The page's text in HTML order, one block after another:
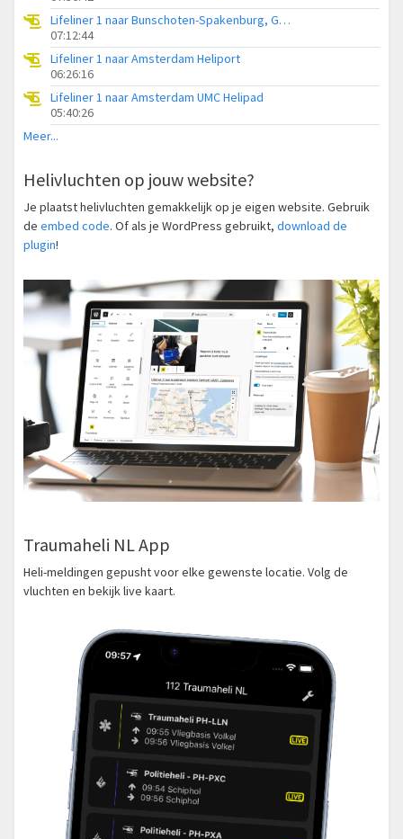
Lifeliner 1 naar Bunschoten-Spakenburg, Gasthuisweg
07:12:44
Lifeliner 1 naar Amsterdam Heliport
06:26:16
Lifeliner 1 naar Amsterdam UMC Helipad
05:40:26
Meer...
Helivluchten op jouw website?
Je plaatst helivluchten gemakkelijk op je eigen website. Gebruik
de embed code. Of als je WordPress gebruikt, download de
plugin!
Traumaheli NL App
Heli-meldingen gepusht voor elke gewenste locatie. Volg de
vluchten en bekijk live kaart.